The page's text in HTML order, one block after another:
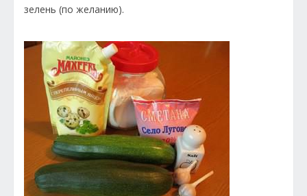
зелень (по желанию).